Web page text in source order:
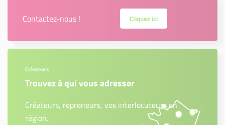
Contactez-nous ! Cliquez ici
Créateurs
Trouvez à qui vous adresser
Créateurs, repreneurs, vos interlocuteurs en
région.